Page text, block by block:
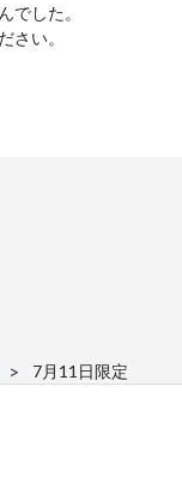
でした。
さい。
7月11日限定